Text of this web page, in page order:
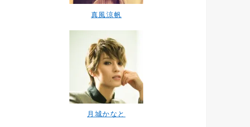
真風涼帆
月城かなと